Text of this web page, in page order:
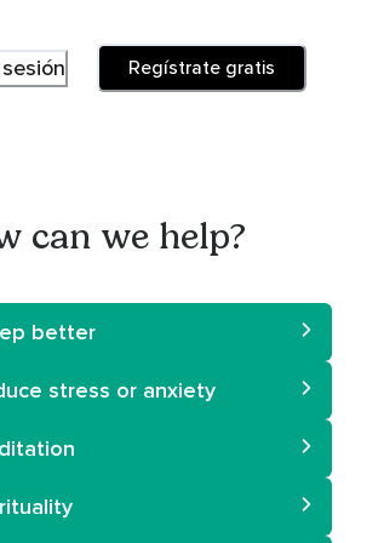
Regístrate gratis
can we help?
better
stress or anxiety